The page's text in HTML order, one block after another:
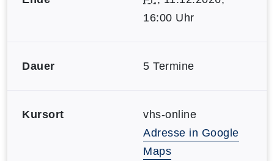
16:00 Uhr
Dauer 5 Termine
Kursort
vhs-online
Adresse in Google
Maps